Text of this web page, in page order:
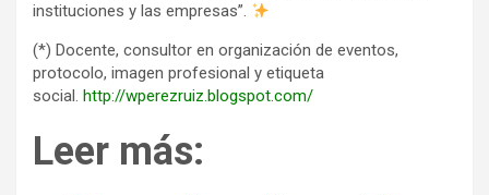
instituciones y las empresas”.
(*) Docente, consultor en organización de eventos,
protocolo, imagen profesional y etiqueta
social. http://wperezruiz.blogspot.com/
Leer más: